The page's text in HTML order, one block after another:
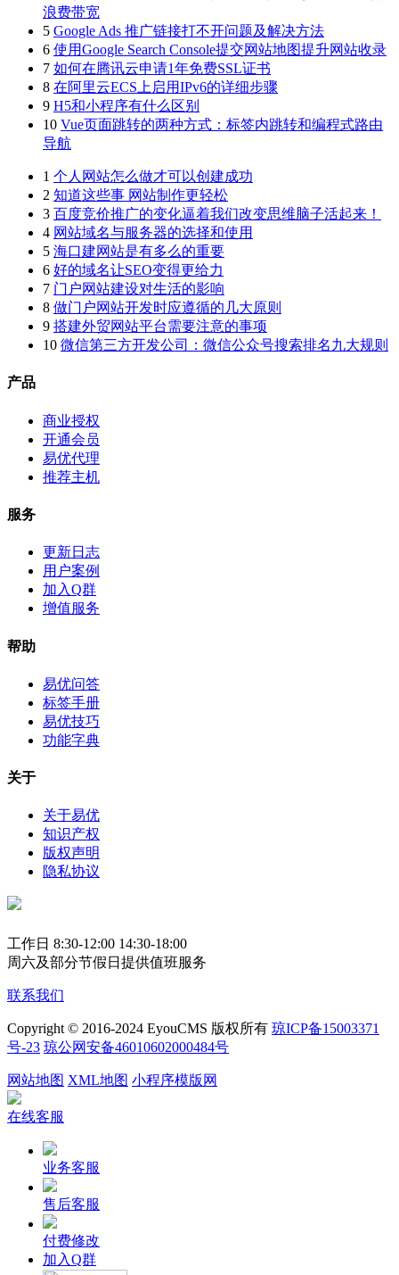
浪费带宽
5 Google Ads 推广链接打不开问题及解决方法
6 使用Google Search Console提交网站地图提升网站收录
7 如何在腾讯云申请1年免费SSL证书
8 在阿里云ECS上启用IPv6的详细步骤
9 H5和小程序有什么区别
10 Vue页面跳转的两种方式：标签内跳转和编程式路由
导航
1 个人网站怎么做才可以创建成功
2 知道这些事 网站制作更轻松
3 百度竞价推广的变化逼着我们改变思维脑子活起来！
4 网站域名与服务器的选择和使用
5 海口建网站是有多么的重要
6 好的域名让SEO变得更给力
7 门户网站建设对生活的影响
8 做门户网站开发时应遵循的几大原则
9 搭建外贸网站平台需要注意的事项
10 微信第三方开发公司：微信公众号搜索排名九大规则
产品
商业授权
开通会员
易优代理
推荐主机
服务
更新日志
用户案例
加入Q群
增值服务
帮助
易优问答
标签手册
易优技巧
功能字典
关于
关于易优
知识产权
版权声明
隐私协议
工作日 8:30-12:00 14:30-18:00
周六及部分节假日提供值班服务
联系我们
Copyright © 2016-2024 EyouCMS 版权所有 琼ICP备15003371
号-23 琼公网安备46010602000484号
网站地图 XML地图 小程序模版网
在线客服
业务客服
售后客服
付费修改
加入Q群